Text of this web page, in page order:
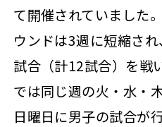
て開催されていました
ウンドは3週に短縮さ
試合（計12試合）を戦
では同じ週の火・水・
日曜日に男子の試合が